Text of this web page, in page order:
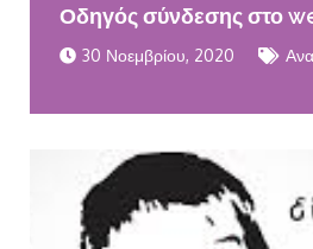
Οδηγός σύνδεσης στο
30 Νοεμβρίου, 2020